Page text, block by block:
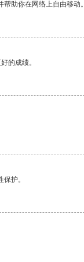
助你在网络上自由移动。
的成绩。
护。